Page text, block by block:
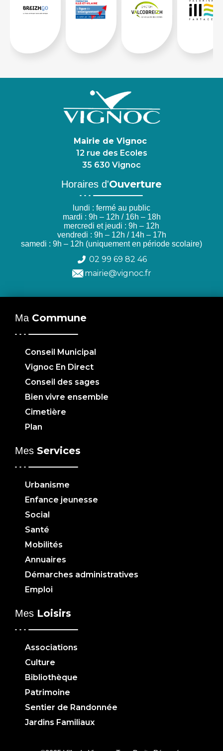
Mairie de Vignoc
12 rue des Ecoles
35 630 Vignoc
Horaires d'Ouverture
lundi : fermé au public
mardi : 9h – 12h / 16h – 18h
mercredi et jeudi : 9h – 12h
vendredi : 9h – 12h / 14h – 17h
samedi : 9h – 12h (uniquement en période scolaire)
02 99 69 82 46
mairie@vignoc.fr
Ma Commune
Conseil Municipal
Vignoc En Direct
Conseil des sages
Bien vivre ensemble
Cimetière
Plan
Mes Services
Urbanisme
Enfance jeunesse
Social
Santé
Mobilités
Annuaires
Démarches administratives
Emploi
Mes Loisirs
Associations
Culture
Bibliothèque
Patrimoine
Sentier de Randonnée
Jardins Familiaux